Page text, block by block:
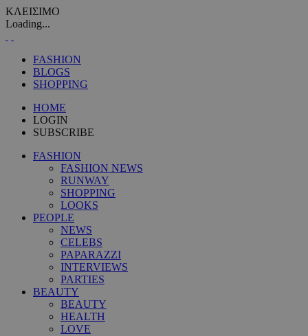
ΚΛΕΙΣΙΜΟ
Loading...
FASHION
BLOGS
SHOPPING
HOME
LOGIN
SUBSCRIBE
FASHION
FASHION NEWS
RUNWAY
SHOPPING
LOOKS
PEOPLE
NEWS
CELEBS
PAPARAZZI
INTERVIEWS
PARTIES
BEAUTY
BEAUTY
HEALTH
LOVE